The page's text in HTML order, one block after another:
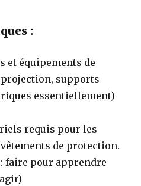
:
et équipements de
supports
essentiellement)
requis pour les
de protection.
faire pour apprendre